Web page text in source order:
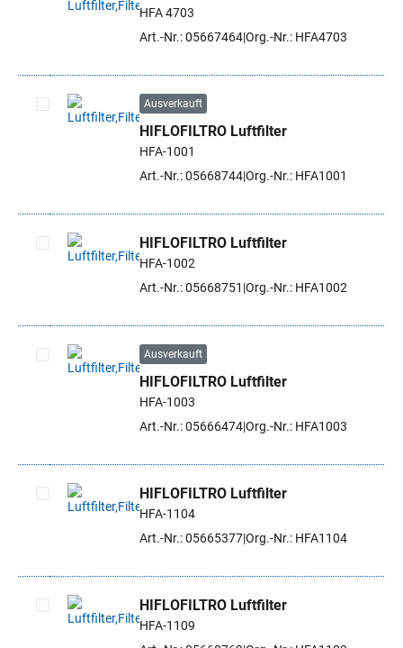
Artikel auswählen
HFA 4703
Art.-Nr.: 05667464Org.-Nr.: HFA4703
Artikel auswählen
Ausverkauft
HIFLOFILTRO Luftfilter
HFA-1001
Art.-Nr.: 05668744Org.-Nr.: HFA1001
Artikel auswählen
HIFLOFILTRO Luftfilter
HFA-1002
Art.-Nr.: 05668751 Org.-Nr.: HFA1002
Artikel auswählen
Ausverkauft
HIFLOFILTRO Luftfilter
HFA-1003
Art.-Nr.: 05666474Org.-Nr.: HFA1003
Artikel auswählen
HIFLOFILTRO Luftfilter
HFA-1104
Art.-Nr.: 05665377Org.-Nr.: HFA1104
Artikel auswählen
HIFLOFILTRO Luftfilter
HFA-1109